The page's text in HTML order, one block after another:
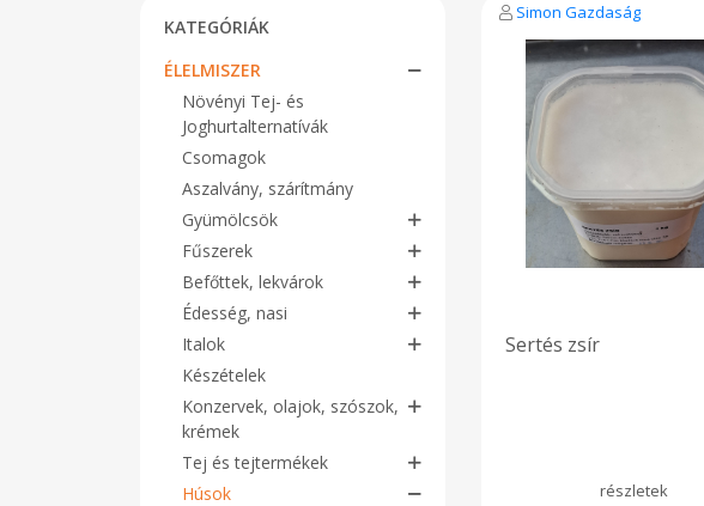
KATEGÓRIÁK
ÉLELMISZER
Növényi Tej- és
Joghurtalternatívák
Csomagok
Aszalvány, szárítmány
Gyümölcsök
Fűszerek
Befőttek, lekvárok
Édesség, nasi
Italok
Készételek
Konzervek, olajok, szószok,
krémek
Tej és tejtermékek
Húsok
Simon Gazdaság
Sertés zsír